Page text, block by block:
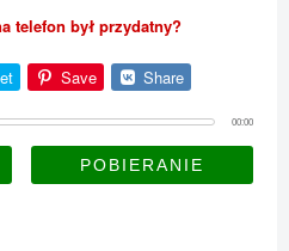
telefon był przydatny?
Save Share
00:00